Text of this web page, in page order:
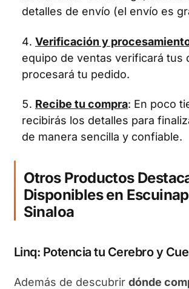
detalles de envío (el envío es
Verificación y
equipo de ventas verificará tus
procesará tu pedido.
Recibe tu compra: En poco
recibirás los detalles para
de manera sencilla y confiable.
Otros Productos
Disponibles en
Sinaloa
Linq: Potencia tu Cerebro y
Además de descubrir dónde